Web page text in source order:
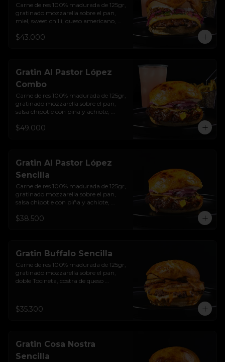
Carne de res 100% madurada de 125gr,
gratinado mozzarella sobre el pan,
miel, sweet chilli, queso americano,
encurtido de cebolla, salsa de ajo y pan
$43.000
Gratin Al Pastor López
Combo
Carne de res 100% madurada de 125gr,
gratinado mozzarella sobre el pan,
salsa chipotle con piña y achiote,
crujiente, cilantro, cebolla encurtida,
$49.000
Gratin Al Pastor López
Sencilla
Carne de res 100% madurada de 125gr,
gratinado mozzarella sobre el pan,
salsa chipotle con piña y achiote,
crujiente, cilantro, cebolla encurtida,
$38.500
Gratin Buffalo Sencilla
Carne de res 100% madurada de 125gr,
gratinado mozzarella sobre el pan,
doble Tocineta, costra de queso
levemente picante y pan brioche
sellado.
$35.300
Gratin Cosa Nostra
Sencilla